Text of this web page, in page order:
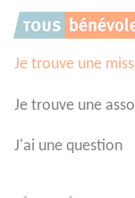
Je trouve une
Je trouve une
J'ai une question
Panneau de gestion